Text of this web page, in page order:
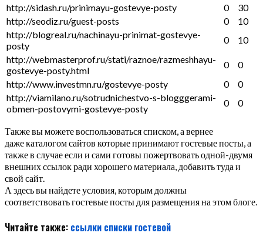
http://sidash.ru/prinimayu-gostevye-posty
0
30
http://seodiz.ru/guest-posts
0
10
http://blogreal.ru/nachinayu-prinimat-gostevye-
posty
0
10
http://webmasterprof.ru/stati/raznoe/razmeshhayu-
gostevye-posty.html
0
0
http://www.investmn.ru/gostevye-posty
0
0
http://viamilano.ru/sotrudnichestvo-s-blogggerami-
obmen-postovymi-gostevye-posty
0 0
Также вы можете воспользоваться списком, а вернее
даже каталогом сайтов которые принимают гостевые посты, а
также в случае если и сами готовы пожертвовать одной-двумя
внешних ссылок ради хорошего материала, добавить туда и
свой сайт.
А здесь вы найдете условия, которым должны
соответствовать гостевые посты для размещения на этом блоге.
Читайте также: ссылки списки гостевой